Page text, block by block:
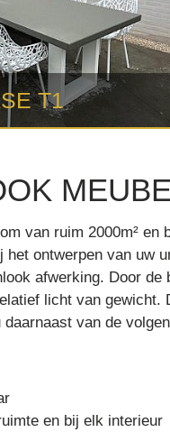
T1
van ruim 2000m²
het ontwerpen van uw
afwerking. Door
licht van gewicht.
van de
en bij elk interieur